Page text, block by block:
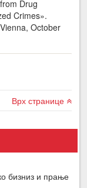
Drug
Crimes».
October
Врх странице
бизниз и прање